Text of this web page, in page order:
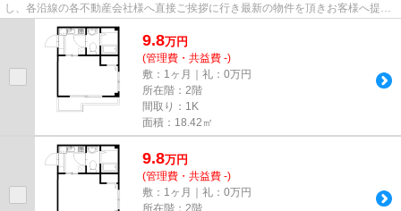
し、各沿線の各不動産会社様へ直接ご挨拶に行き最新の物件を頂きお客様へ提供
しております！最新の情報は...
9.8万円
(管理費・共益費 -)
敷：1ヶ月｜礼：0万円
所在階：2階
間取り：1K
面積：18.42㎡
9.8万円
(管理費・共益費 -)
敷：1ヶ月｜礼：0万円
所在階：2階